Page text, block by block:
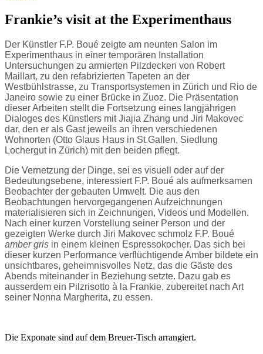
Frankie’s visit at the Experimenthaus
Der Künstler F.P. Boué zeigte am neunten Salon im
Experimenthaus in einer temporären Installation
Untersuchungen zu armierten Pilzdecken von Robert
Maillart, zu den refabrizierten Tapeten an der
Westbühlstrasse, zu Transportsystemen in Zürich und Rio de
Janeiro sowie zu einer Brücke in Zuoz. Die Präsentation
dieser Arbeiten stellt die Fortsetzung eines langjährigen
Dialoges des Künstlers mit Jiajia Zhang und Jiri Makovec
dar, den er als Gast jeweils an ihren verschiedenen
Wohnorten (Otto Glaus Haus in St.Gallen, Siedlung
Lochergut in Zürich) mit den beiden pflegt.
Die Vernetzung der Dinge, sei es visuell oder auf der
Bedeutungsebene, interessiert F.P. Boué als aufmerksamen
Beobachter der gebauten Umwelt. Die aus den
Beobachtungen hervorgegangenen Aufzeichnungen
materialisieren sich in Zeichnungen, Videos und Modellen.
Nach einer kurzen Vorstellung seiner Person und der
gezeigten Werke durch Jiri Makovec schmolz F.P. Boué
amber gris in einem kleinen Espressokocher. Das sich bei
dieser kurzen Performance verflüchtigende Amber bildete ein
unsichtbares, geheimnisvolles Netz, das die Gäste des
Abends miteinander in Beziehung setzte. Dazu gab es
ausserdem ein Pilzrisotto à la Frankie, zubereitet nach Art
seiner Nonna Margherita, zu essen.
Die Exponate sind auf dem Breuer-Tisch arrangiert.